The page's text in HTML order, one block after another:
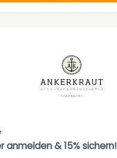
anmelden & 15% sichern!